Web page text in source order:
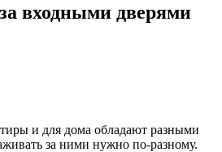
входными дверями
и для дома обладают разными
за ними нужно по-разному.